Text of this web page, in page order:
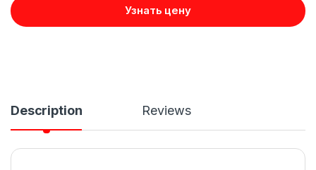
Узнать цену
Description Reviews